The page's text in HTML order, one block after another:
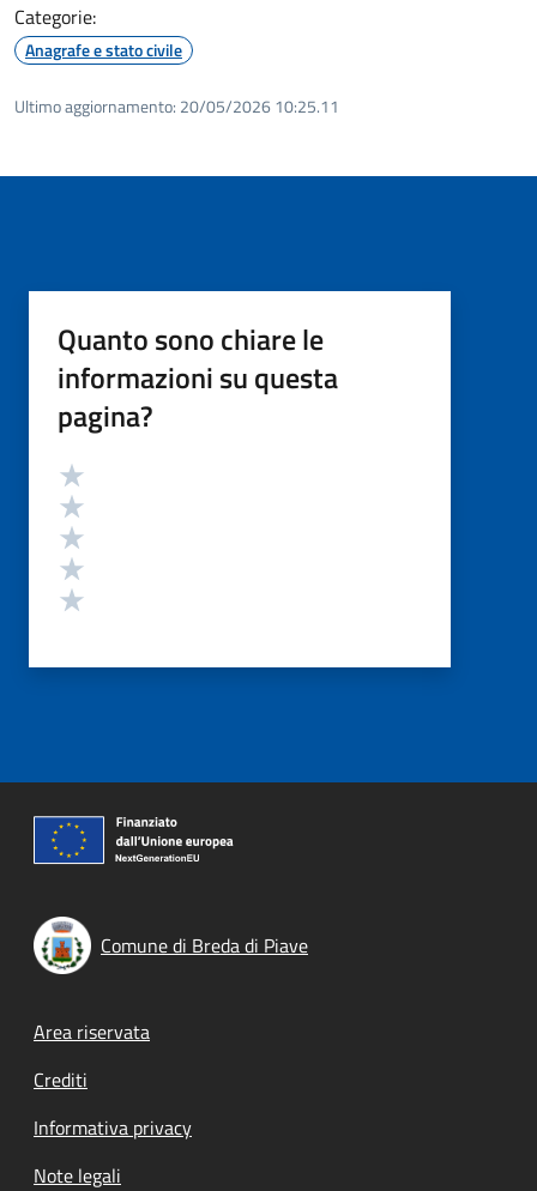
Categorie:
Anagrafe e stato civile
Ultimo aggiornamento: 20/05/2026 10:25.11
Quanto sono chiare le
informazioni su questa
pagina?
Valutazione
Comune di Breda di Piave
Footer menu
Area riservata
Crediti
Informativa privacy
Note legali